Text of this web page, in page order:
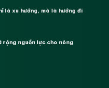
là xu hướng, mà là hướng đi
rộng nguồn lực cho nông